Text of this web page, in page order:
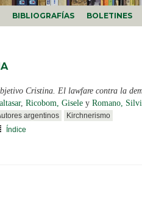
BIBLIOGRAFÍAS BOLETINES
AQUÍ
Cristina. El lawfare contra la
, Ricobom, Gisele y Romano,
argentinos
Kirchnerismo
Índice